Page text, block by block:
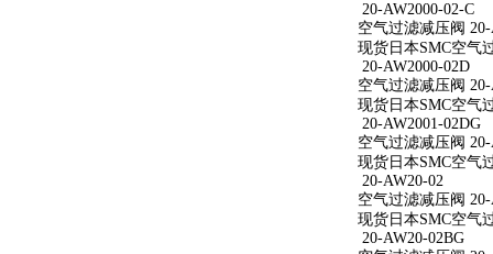
20-AW2000-02-C
空气过滤减压阀 20-
现货日本SMC空气
20-AW2000-02D
空气过滤减压阀 20-
现货日本SMC空气
20-AW2001-02DG
空气过滤减压阀 20-
现货日本SMC空气
20-AW20-02
空气过滤减压阀 20-
现货日本SMC空气
20-AW20-02BG